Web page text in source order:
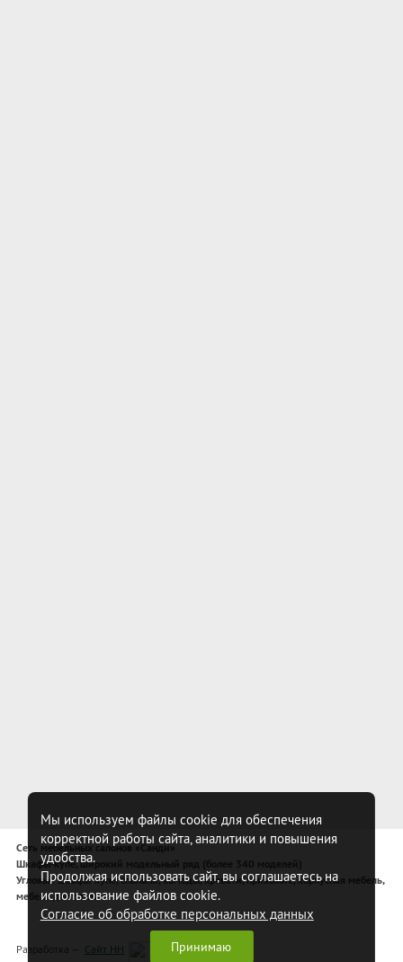
Сеть мебельных салонов «Санди»
Шкафы-купе, широкий модельный ряд (более 340 моделей)
Угловые шкафы-купе, спальни, комоды, кровати, прихожие, корпусная мебель,
мебель для спальни
Разработка — Сайт НН
Мы используем файлы cookie для обеспечения
корректной работы сайта, аналитики и повышения
удобства.
Продолжая использовать сайт, вы соглашаетесь на
использование файлов cookie.
Согласие об обработке персональных данных
Принимаю